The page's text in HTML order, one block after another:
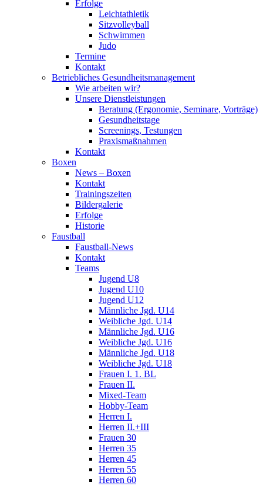
Erfolge
Leichtathletik
Sitzvolleyball
Schwimmen
Judo
Termine
Kontakt
Betriebliches Gesundheits­management
Wie arbeiten wir?
Unsere Dienstleistungen
Beratung (Ergonomie, Seminare, Vorträge)
Gesundheitstage
Screenings, Testungen
Praxismaßnahmen
Kontakt
Boxen
News – Boxen
Kontakt
Trainingszeiten
Bildergalerie
Erfolge
Historie
Faustball
Faustball-News
Kontakt
Teams
Jugend U8
Jugend U10
Jugend U12
Männliche Jgd. U14
Weibliche Jgd. U14
Männliche Jgd. U16
Weibliche Jgd. U16
Männliche Jgd. U18
Weibliche Jgd. U18
Frauen I. 1. BL
Frauen II.
Mixed-Team
Hobby-Team
Herren I.
Herren II.+III
Frauen 30
Herren 35
Herren 45
Herren 55
Herren 60